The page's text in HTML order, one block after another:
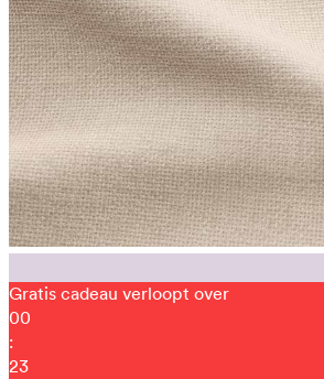
Gratis cadeau verloopt over
00
:
23